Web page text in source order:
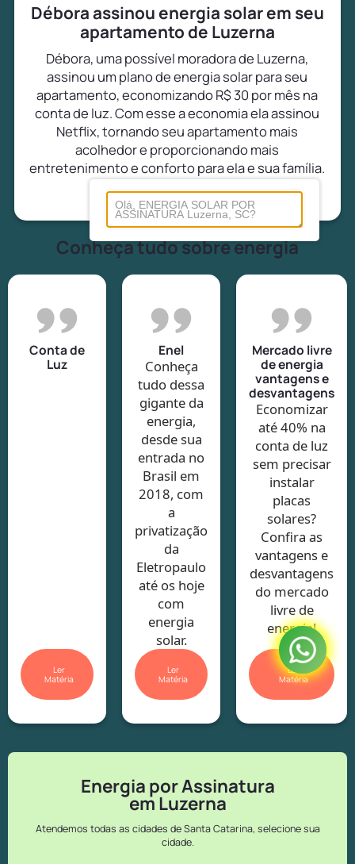
Débora assinou energia solar em seu
apartamento de Luzerna
Débora, uma possível moradora de Luzerna,
assinou um plano de energia solar para seu
apartamento, economizando R$ 30 por mês na
conta de luz. Com esse a economia ela assinou
Netflix, tornando seu apartamento mais
acolhedor e proporcionando mais
entretenimento e conforto para ela e sua família.
Conheça tudo sobre energia
Conta de
Luz
Ler
Matéria
Enel
Conheça
tudo dessa
gigante da
energia,
desde sua
entrada no
Brasil em
2018, com
a
privatização
da
Eletropaulo
até os hoje
com
energia
solar.
Ler
Matéria
Mercado livre
de energia
vantagens e
desvantagens
Economizar
até 40% na
conta de luz
sem precisar
instalar
placas
solares?
Confira as
vantagens e
desvantagens
do mercado
livre de
energia!
Ler
Matéria
Energia por Assinatura
em Luzerna
Atendemos todas as cidades de Santa Catarina, selecione sua
cidade.